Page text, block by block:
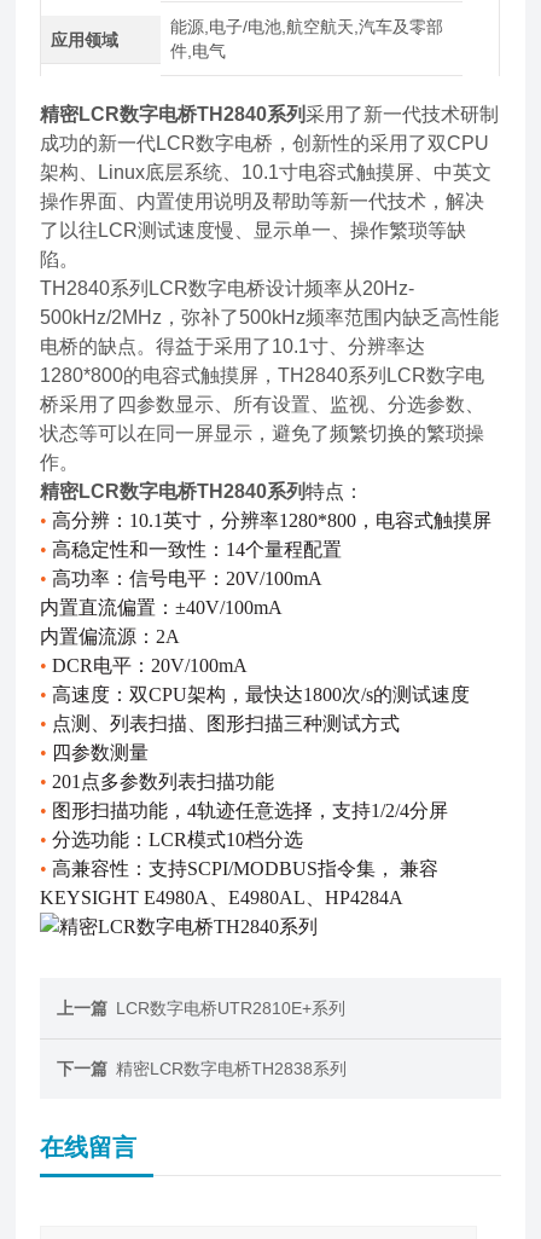
应用领域
能源,电子/电池,航空航天,汽车及零部
件,电气
精密LCR数字电桥TH2840系列采用了新一代技术研制
成功的新一代LCR数字电桥，创新性的采用了双CPU
架构、Linux底层系统、10.1寸电容式触摸屏、中英文
操作界面、内置使用说明及帮助等新一代技术，解决
了以往LCR测试速度慢、显示单一、操作繁琐等缺
陷。
TH2840系列LCR数字电桥设计频率从20Hz-
500kHz/2MHz，弥补了500kHz频率范围内缺乏高性能
电桥的缺点。得益于采用了10.1寸、分辨率达
1280*800的电容式触摸屏，TH2840系列LCR数字电
桥采用了四参数显示、所有设置、监视、分选参数、
状态等可以在同一屏显示，避免了频繁切换的繁琐操
作。
精密LCR数字电桥TH2840系列特点：
•高分辨：10.1英寸，分辨率1280*800，电容式触摸屏
•高稳定性和一致性：14个量程配置
•高功率：信号电平：20V/100mA
内置直流偏置：±40V/100mA
内置偏流源：2A
•DCR电平：20V/100mA
•高速度：双CPU架构，最快达1800次/s的测试速度
• 点测、列表扫描、图形扫描三种测试方式
• 四参数测量
• 201点多参数列表扫描功能
• 图形扫描功能，4轨迹任意选择，支持1/2/4分屏
•分选功能：LCR模式10档分选
•高兼容性：支持SCPI/MODBUS指令集，兼容
KEYSIGHT E4980A、E4980AL、HP4284A
上一篇 LCR数字电桥UTR2810E+系列
下一篇 精密LCR数字电桥TH2838系列
在线留言